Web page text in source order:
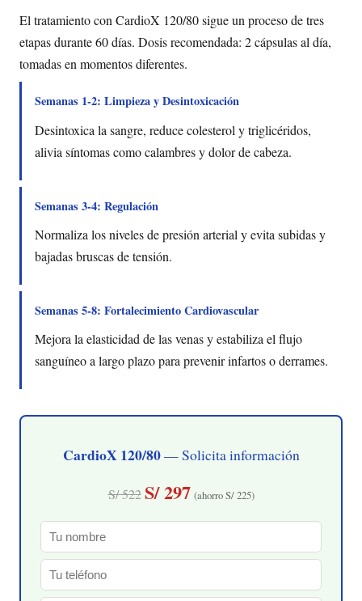
El tratamiento con CardioX 120/80 sigue un proceso de tres
etapas durante 60 días. Dosis recomendada: 2 cápsulas al día,
tomadas en momentos diferentes.
Semanas 1-2: Limpieza y Desintoxicación
Desintoxica la sangre, reduce colesterol y triglicéridos,
alivia síntomas como calambres y dolor de cabeza.
Semanas 3-4: Regulación
Normaliza los niveles de presión arterial y evita subidas y
bajadas bruscas de tensión.
Semanas 5-8: Fortalecimiento Cardiovascular
Mejora la elasticidad de las venas y estabiliza el flujo
sanguíneo a largo plazo para prevenir infartos o derrames.
CardioX 120/80— Solicita información
S/ 522 S/ 297 (ahorro S/ 225)